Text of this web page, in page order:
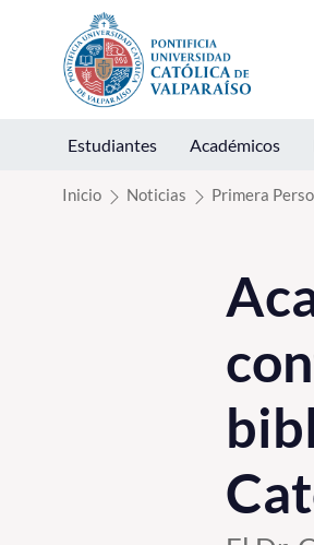
Click acá para ir directamente al contenido
Estudiantes Académicos
Inicio Noticias Primera